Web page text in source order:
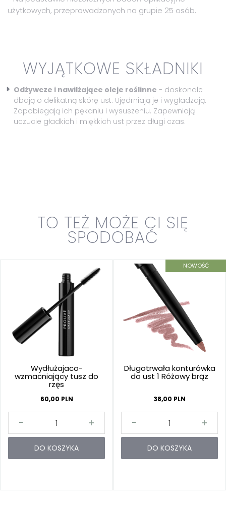
użytkowych, przeprowadzonych na grupie 25 osób.
WYJĄTKOWE SKŁADNIKI
Odżywcze i nawilżające oleje roślinne - doskonale
dbają o delikatną skórę ust. Ujędrniają je i wygładzają.
Zapobiegają ich pękaniu i wysuszeniu. Zapewniają
uczucie gładkich i miękkich ust przez długi czas.
TO TEŻ MOŻE CI SIĘ
SPODOBAĆ
Wydłużajaco-
wzmacniający tusz do
rzęs
60,00 PLN
DO KOSZYKA
NOWOŚĆ
Długotrwała konturówka
do ust 1 Różowy brąz
38,00 PLN
DO KOSZYKA